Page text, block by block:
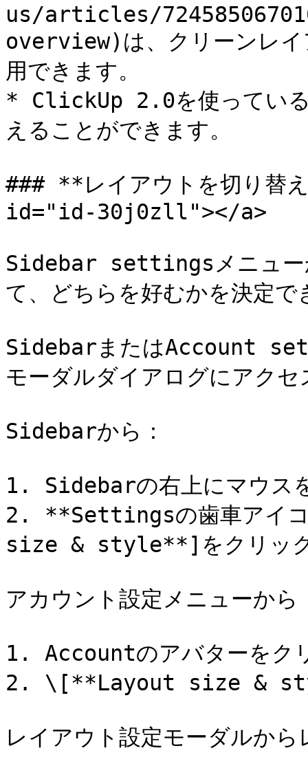
us/articles/
overview)は、クリーンレイ
用できます。
* ClickUp 2.0を使っている
えることができます。
### **レイアウトを切り
id="id-30j0zll"></a>
Sidebar settingsメニュー
て、どちらを好むかを決定で
SidebarまたはAccount
モーダルダイアログにアクセ
Sidebarから：
1. Sidebarの右上にマウス
2. **Settingsの歯車アイ
size & style**]をクリック
アカウント設定メニューから
1. Accountのアバターをク
2. \[**Layout size &
レイアウト設定モーダルか